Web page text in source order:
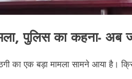
पुलिस का कहना-
का एक बड़ा मामला सामने आया है।